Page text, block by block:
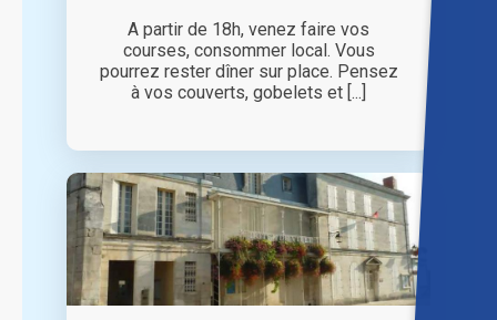
A partir de 18h, venez faire vos
courses, consommer local. Vous
pourrez rester dîner sur place. Pensez
à vos couverts, gobelets et [...]